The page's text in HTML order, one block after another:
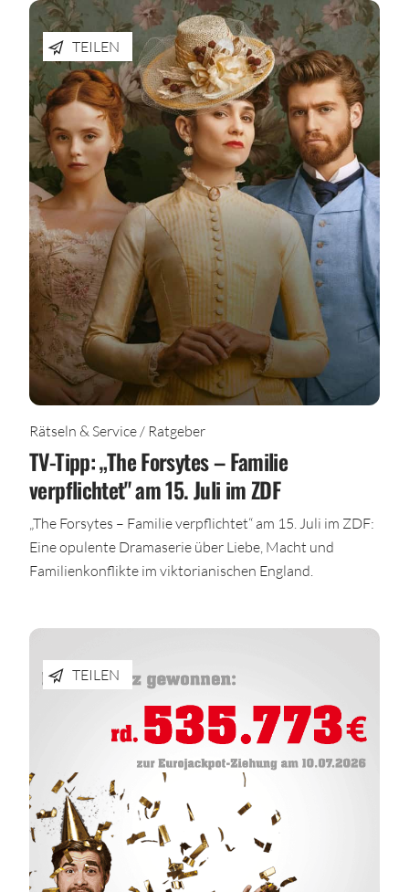
TEILEN
Rätseln & Service / Ratgeber
TV-Tipp: „The Forsytes – Familie
verpflichtet" am 15. Juli im ZDF
„The Forsytes – Familie verpflichtet“ am 15. Juli im ZDF:
Eine opulente Dramaserie über Liebe, Macht und
Familienkonflikte im viktorianischen England.
TEILEN